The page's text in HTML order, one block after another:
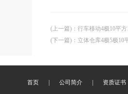
(上一篇) ： 行车移动4极10平
(下一篇) ： 立体仓库4极5极10
首页 公司简介 资质证书